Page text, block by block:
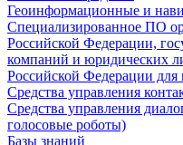
Геоинформационные и
Специализированное ПО
Российской Федерации,
компаний и юридических
Российской Федерации для
Средства управления
Средства управления
голосовые роботы)
Базы знаний